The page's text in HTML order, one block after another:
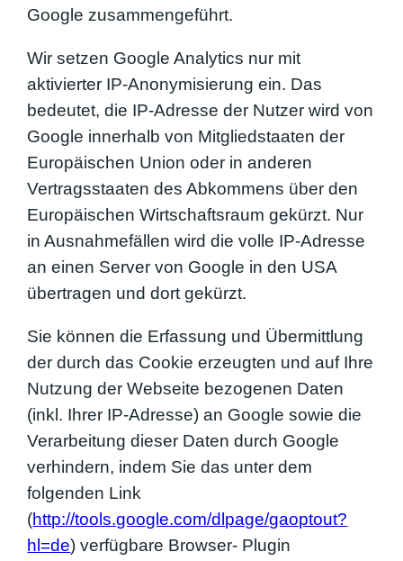
Google zusammengeführt.
Wir setzen Google Analytics nur mit
aktivierter IP-Anonymisierung ein. Das
bedeutet, die IP-Adresse der Nutzer wird von
Google innerhalb von Mitgliedstaaten der
Europäischen Union oder in anderen
Vertragsstaaten des Abkommens über den
Europäischen Wirtschaftsraum gekürzt. Nur
in Ausnahmefällen wird die volle IP-Adresse
an einen Server von Google in den USA
übertragen und dort gekürzt.
Sie können die Erfassung und Übermittlung
der durch das Cookie erzeugten und auf Ihre
Nutzung der Webseite bezogenen Daten
(inkl. Ihrer IP-Adresse) an Google sowie die
Verarbeitung dieser Daten durch Google
verhindern, indem Sie das unter dem
folgenden Link
(http://tools.google.com/dlpage/gaoptout?
hl=de) verfügbare Browser- Plugin